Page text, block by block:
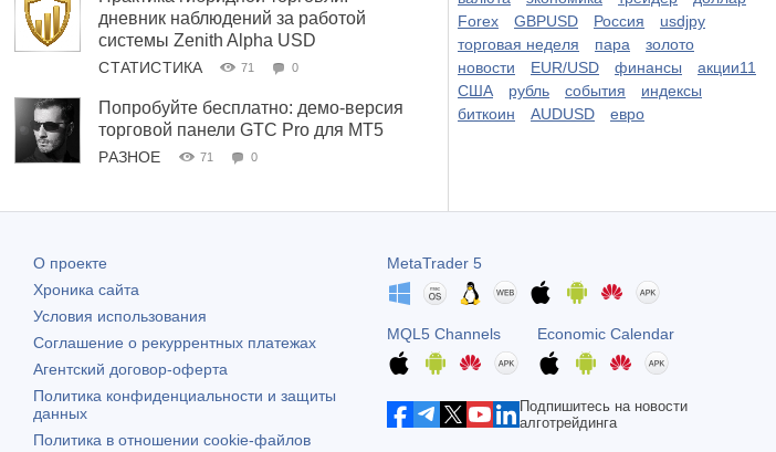
дневник наблюдений за работой
системы Zenith Alpha USD
СТАТИСТИКА 71 0
Попробуйте бесплатно: демо-версия
торговой панели GTC Pro для MT5
РАЗНОЕ 71 0
Forex
GBPUSD Россия
usdjpy
торговая неделя
пара
золото
новости
EUR/USD финансы
акции11
США
рубль события
индексы
биткоин
AUDUSD евро
О проекте
Хроника сайта
Условия использования
Соглашение о рекуррентных платежах
Агентский договор-оферта
Политика конфиденциальности и защиты
данных
Политика в отношении cookie-файлов
MetaTrader 5
MQL5 Channels Economic Calendar
Подпишитесь на новости
алготрейдинга